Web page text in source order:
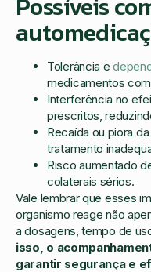
Tolerância e
medicamentos
Interferência no
prescritos,
Recaída ou piora
tratamento
Risco aumentado
colaterais sérios.
Vale lembrar que esses
organismo reage não
a dosagens, tempo de
isso, o
garantir segurança e